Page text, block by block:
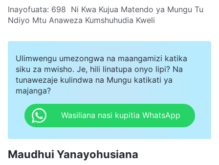
Inayofuata: 698 Ni Kwa Kujua Matendo ya Mungu Tu
Ndiyo Mtu Anaweza Kumshuhudia Kweli
Ulimwengu umezongwa na maangamizi katika
siku za mwisho. Je, hili linatupa onyo lipi? Na
tunawezaje kulindwa na Mungu katikati ya
majanga?
Wasiliana nasi kupitia WhatsApp
Maudhui Yanayohusiana